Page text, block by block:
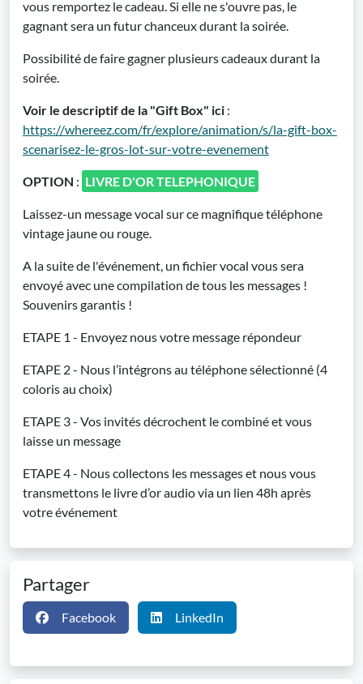
vous remportez le cadeau. Si elle ne s'ouvre pas, le
gagnant sera un futur chanceux durant la soirée.
Possibilité de faire gagner plusieurs cadeaux durant la
soirée.
Voir le descriptif de la "Gift Box" ici :
https://whereez.com/fr/explore/animation/s/la-gift-box-
scenarisez-le-gros-lot-sur-votre-evenement
OPTION : LIVRE D'OR TELEPHONIQUE
Laissez-un message vocal sur ce magnifique téléphone
vintage jaune ou rouge.
A la suite de l'événement, un fichier vocal vous sera
envoyé avec une compilation de tous les messages !
Souvenirs garantis !
ETAPE 1 - Envoyez nous votre message répondeur
ETAPE 2 - Nous l’intégrons au téléphone sélectionné (4
coloris au choix)
ETAPE 3 - Vos invités décrochent le combiné et vous
laisse un message
ETAPE 4 - Nous collectons les messages et nous vous
transmettons le livre d’or audio via un lien 48h après
votre événement
Partager
Facebook LinkedIn